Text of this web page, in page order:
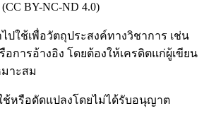
BY-NC-ND 4.0)
ปใช้เพื่อวัตถุประสงค์ทางวิชาการ เช่น
อการอ้างอิง โดยต้องให้เครดิตแก่ผู้เขียน
มาะสม
หรือดัดแปลงโดยไม่ได้รับอนุญาต